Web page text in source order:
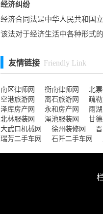
经济纠纷
经济合同法是中华人民共和国
该法对于经济生活中各种形式
友情链接 Friendly Link
南区律师网 衡南律师网 北
空港旅游网
离石旅游网 疏
泽库房产网
永和房产网 雨
北林服装网
渑池服装网 甘
大武口机械网
徐州装修网
瑞芳二手车网
石阡二手车网